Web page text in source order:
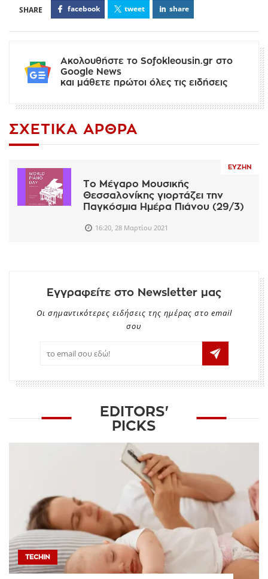
facebook tweet share
Ακολουθήστε το Sofokleousin.gr στο
Google News
και μάθετε πρώτοι όλες τις ειδήσεις
ΣΧΕΤΙΚΆ ΆΡΘΡΑ
ΕΥΖΗΝ
Το Μέγαρο Μουσικής
Θεσσαλονίκης γιορτάζει την
Παγκόσμια Ημέρα Πιάνου (29/3)
16:20, 28 Μαρτίου 2021
Εγγραφείτε στο Newsletter μας
Οι σημαντικότερες ειδήσεις της ημέρας στο email
σου
EDITORS'
PICKS
TECHIN